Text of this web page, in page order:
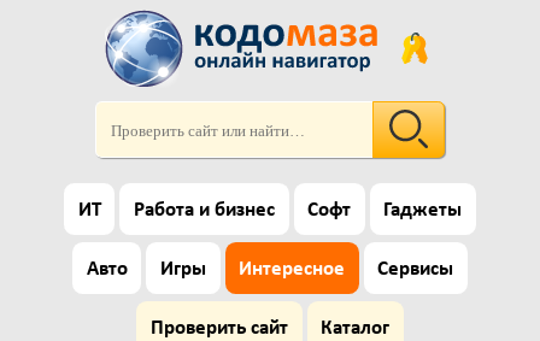
ИТ Работа и бизнес Софт Гаджеты
Авто Игры Интересное Сервисы
Проверить сайт Каталог